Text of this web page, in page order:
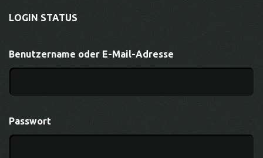
LOGIN STATUS
Benutzername oder E-Mail-Adresse
Passwort